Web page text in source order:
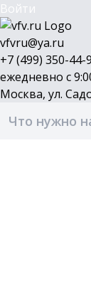
Войти
vfvru@ya.ru
+7 (499) 350-44-
ежедневно с
Москва, ул.